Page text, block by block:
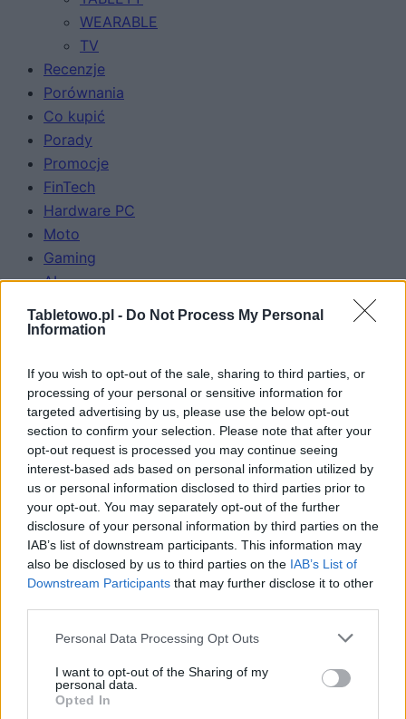
Tabletowo.pl - Do Not Process My Personal
Information
If you wish to opt-out of the sale, sharing to third parties, or
processing of your personal or sensitive information for
targeted advertising by us, please use the below opt-out
section to confirm your selection. Please note that after your
opt-out request is processed you may continue seeing
interest-based ads based on personal information utilized by
us or personal information disclosed to third parties prior to
your opt-out. You may separately opt-out of the further
disclosure of your personal information by third parties on the
IAB’s list of downstream participants. This information may
also be disclosed by us to third parties on the IAB’s List of
Downstream Participants that may further disclose it to other
Please note that this website/app uses one or more Google
not limited to your visit or usage behaviour. You may click to
grant or deny consent to Google and its third-party tags to
use your data for below specified purposes in below Google
Personal Data Processing Opt Outs
I want to opt-out of the Sharing of my
personal data.
Opted In
WEARABLE
TV
Recenzje
Porównania
Co kupić
Porady
Promocje
FinTech
Hardware PC
Moto
Gaming
AI
Redakcja
Reklama
Obserwuj nas
Zacznij pisać, żeby zobaczyć wyniki lub przyciśnij ESC,
SUBSCRIBE